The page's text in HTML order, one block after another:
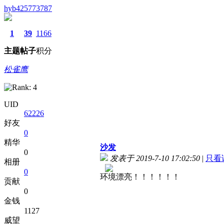
hyb425773787
1
主题
39
帖子
1166
积分
松雀鹰
UID
62226
好友
0
精华
0
相册
0
贡献
0
金钱
1127
威望
沙发
发表于 2019-7-10 17:02:50 | 只看
环境漂亮！！！！！！